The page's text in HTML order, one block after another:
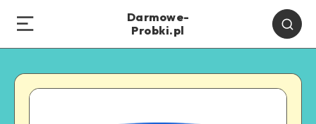
Darmowe-
Probki.pl